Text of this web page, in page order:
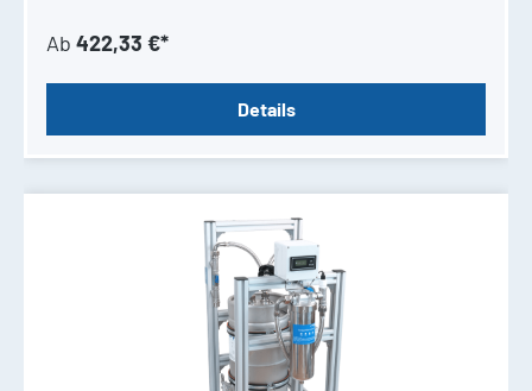
Ab 422,33 €*
Details